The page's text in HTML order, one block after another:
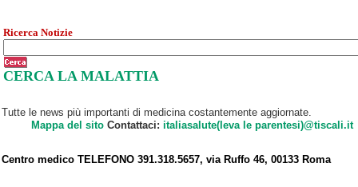
Ricerca Notizie
CERCA LA MALATTIA
Tutte le news più importanti di medicina costantemente aggiornate.
Mappa del sitoContattaci: italiasalute(leva le parentesi)@tiscali.it
Centro medico TELEFONO 391.318.5657, via Ruffo 46, 00133 Roma